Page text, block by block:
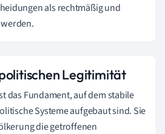
als rechtmäßig und
Legitimität
das Fundament, auf dem stabile
Systeme aufgebaut sind. Sie
die getroffenen